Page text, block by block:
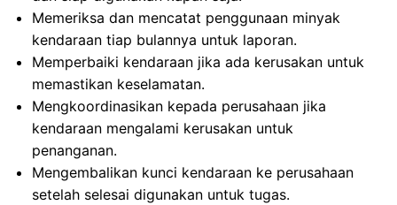
Memeriksa dan mencatat penggunaan minyak
kendaraan tiap bulannya untuk laporan.
Memperbaiki kendaraan jika ada kerusakan untuk
memastikan keselamatan.
Mengkoordinasikan kepada perusahaan jika
kendaraan mengalami kerusakan untuk
penanganan.
Mengembalikan kunci kendaraan ke perusahaan
setelah selesai digunakan untuk tugas.